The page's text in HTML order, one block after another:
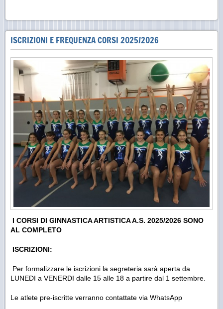
ISCRIZIONI E FREQUENZA CORSI 2025/2026
I CORSI DI GINNASTICA ARTISTICA A.S. 2025/2026 SONO
AL COMPLETO
ISCRIZIONI:
Per formalizzare le iscrizioni la segreteria sarà aperta da
LUNEDI a VENERDI dalle 15 alle 18 a partire dal 1 settembre.
Le atlete pre-iscritte verranno contattate via WhatsApp